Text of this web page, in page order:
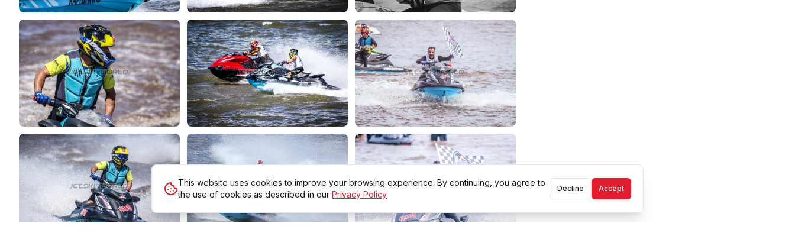
This website uses cookies to improve your browsing experience. By continuing, you agree to
the use of cookies as described in our Privacy Policy
Decline Accept